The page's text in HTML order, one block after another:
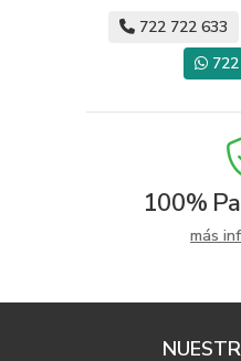
722 722 633
100%
más